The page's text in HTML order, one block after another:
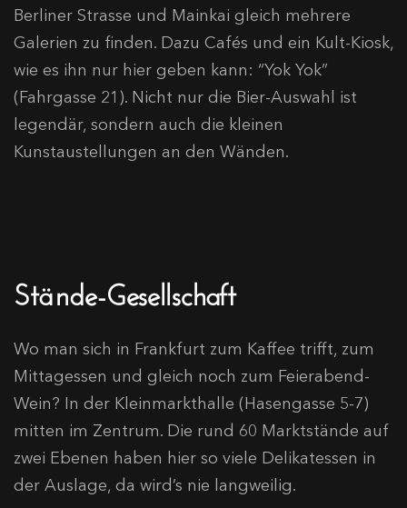
Berliner Strasse und Mainkai gleich mehrere
Galerien zu finden. Dazu Cafés und ein Kult-Kiosk,
wie es ihn nur hier geben kann: “Yok Yok”
(Fahrgasse 21). Nicht nur die Bier-Auswahl ist
legendär, sondern auch die kleinen
Kunstaustellungen an den Wänden.
Stände-Gesellschaft
Wo man sich in Frankfurt zum Kaffee trifft, zum
Mittagessen und gleich noch zum Feierabend-
Wein? In der Kleinmarkthalle (Hasengasse 5-7)
mitten im Zentrum. Die rund 60 Marktstände auf
zwei Ebenen haben hier so viele Delikatessen in
der Auslage, da wird’s nie langweilig.